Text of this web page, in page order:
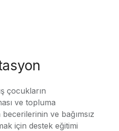
çocukların
ve topluma
ve bağımsız
için destek eğitimi